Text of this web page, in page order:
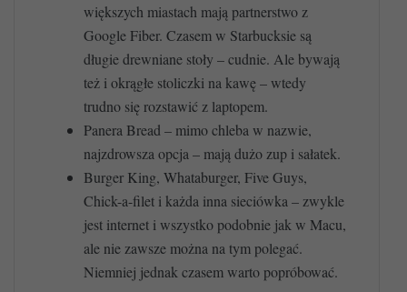
większych miastach mają partnerstwo z
Google Fiber. Czasem w Starbucksie są
długie drewniane stoły – cudnie. Ale bywają
też i okrągłe stoliczki na kawę – wtedy
trudno się rozstawić z laptopem.
Panera Bread – mimo chleba w nazwie,
najzdrowsza opcja – mają dużo zup i sałatek.
Burger King, Whataburger, Five Guys,
Chick-a-filet i każda inna sieciówka – zwykle
jest internet i wszystko podobnie jak w Macu,
ale nie zawsze można na tym polegać.
Niemniej jednak czasem warto popróbować.